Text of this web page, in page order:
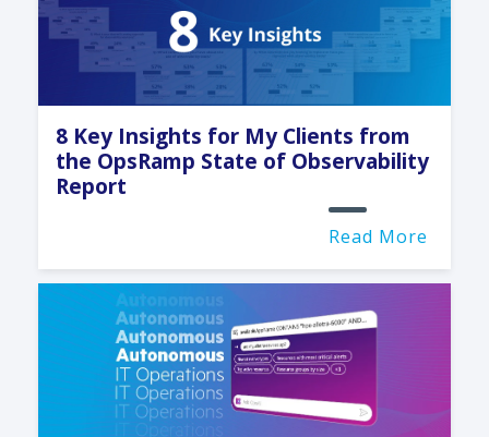
8 Key Insights for My Clients from
the OpsRamp State of Observability
Report
Read More